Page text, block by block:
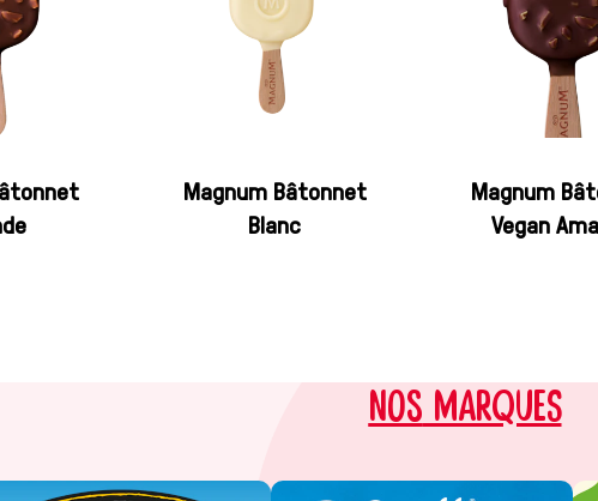
Magnum Bâtonnet
Blanc
Magnum
Vegan
nos MARQUES